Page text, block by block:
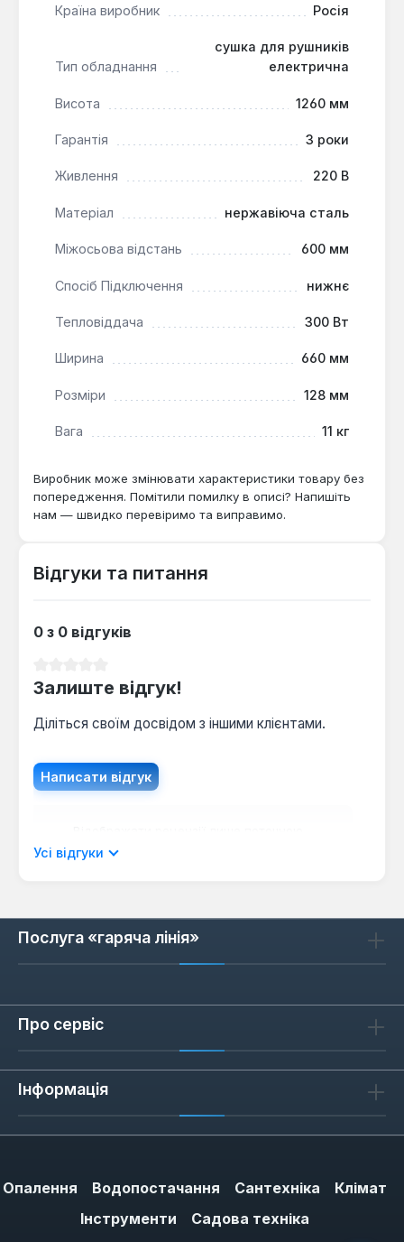
Модель з оформленням "зістаренa бронза"
призначена для використання в ванних кімнатах та
рушників і легкого підігріву повітря. Вона підходить
централізоване опалення або підведення гарячої
води, забезпечуючи автономну роботу від
Країна виробник Росія
Тип обладнання
сушка для рушників
електрична
Висота 1260 мм
Гарантія 3 роки
Живлення 220 В
Матеріал нержавіюча сталь
Міжосьова відстань 600 мм
Спосіб Підключення нижнє
Тепловіддача 300 Вт
Ширина 660 мм
Розміри 128 мм
Вага 11 кг
Виробник може змінювати характеристики товару без
попередження. Помітили помилку в описі? Напишіть
нам — швидко перевіримо та виправимо.
Відгуки та питання
0 з 0 відгуків
Залиште відгук!
Діліться своїм досвідом з іншими клієнтами.
Написати відгук
мовою.
Відгуків не знайдено. Поділіться
Усі відгуки
Послуга «гаряча лінія»
Про сервіс
Інформація
Опалення Водопостачання Сантехніка
Клімат
Інструменти
Садова техніка